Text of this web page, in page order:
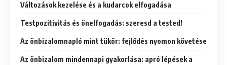
Változások kezelése és a kudarcok elfogadása
Testpozitivitás és önelfogadás: szeresd a tested!
Az önbizalomnapló mint tükör: fejlődés nyomon követése
Az önbizalom mindennapi gyakorlása: apró lépések a